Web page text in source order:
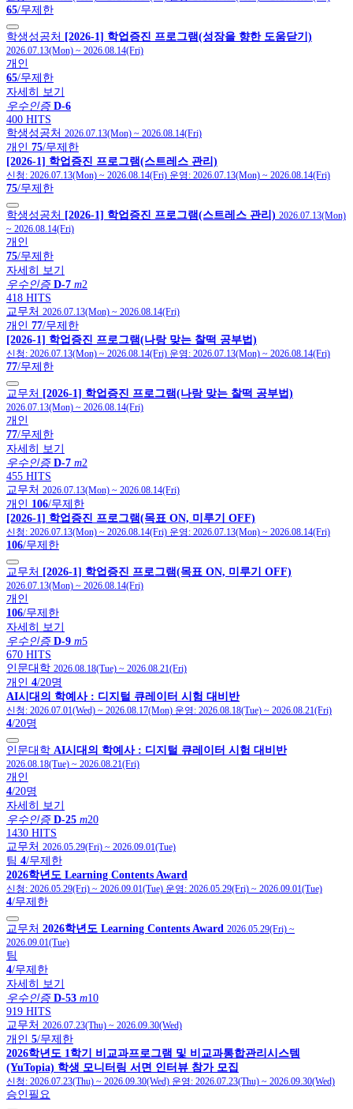
65/무제한
학생성공처 [2026-1] 학업증진 프로그램(성장을 향한 도움닫기)
2026.07.13(Mon) ~ 2026.08.14(Fri)
개인
65/무제한
자세히 보기
우수인증 D-6
400 HITS
학생성공처 2026.07.13(Mon) ~ 2026.08.14(Fri)
개인 75/무제한
[2026-1] 학업증진 프로그램(스트레스 관리)
신청: 2026.07.13(Mon) ~ 2026.08.14(Fri) 운영: 2026.07.13(Mon) ~ 2026.08.14(Fri)
75/무제한
학생성공처 [2026-1] 학업증진 프로그램(스트레스 관리) 2026.07.13(Mon)
~ 2026.08.14(Fri)
개인
75/무제한
자세히 보기
우수인증 D-7 m2
418 HITS
교무처 2026.07.13(Mon) ~ 2026.08.14(Fri)
개인 77/무제한
[2026-1] 학업증진 프로그램(나랑 맞는 찰떡 공부법)
신청: 2026.07.13(Mon) ~ 2026.08.14(Fri) 운영: 2026.07.13(Mon) ~ 2026.08.14(Fri)
77/무제한
교무처 [2026-1] 학업증진 프로그램(나랑 맞는 찰떡 공부법)
2026.07.13(Mon) ~ 2026.08.14(Fri)
개인
77/무제한
자세히 보기
우수인증 D-7 m2
455 HITS
교무처 2026.07.13(Mon) ~ 2026.08.14(Fri)
개인 106/무제한
[2026-1] 학업증진 프로그램(목표 ON, 미루기 OFF)
신청: 2026.07.13(Mon) ~ 2026.08.14(Fri) 운영: 2026.07.13(Mon) ~ 2026.08.14(Fri)
106/무제한
교무처 [2026-1] 학업증진 프로그램(목표 ON, 미루기 OFF)
2026.07.13(Mon) ~ 2026.08.14(Fri)
개인
106/무제한
자세히 보기
우수인증 D-9 m5
670 HITS
인문대학 2026.08.18(Tue) ~ 2026.08.21(Fri)
개인 4/20명
AI시대의 학예사 : 디지털 큐레이터 시험 대비반
신청: 2026.07.01(Wed) ~ 2026.08.17(Mon) 운영: 2026.08.18(Tue) ~ 2026.08.21(Fri)
4/20명
인문대학 AI시대의 학예사 : 디지털 큐레이터 시험 대비반
2026.08.18(Tue) ~ 2026.08.21(Fri)
개인
4/20명
자세히 보기
우수인증 D-25 m20
1430 HITS
교무처 2026.05.29(Fri) ~ 2026.09.01(Tue)
팀 4/무제한
2026학년도 Learning Contents Award
신청: 2026.05.29(Fri) ~ 2026.09.01(Tue) 운영: 2026.05.29(Fri) ~ 2026.09.01(Tue)
4/무제한
교무처 2026학년도 Learning Contents Award 2026.05.29(Fri) ~
2026.09.01(Tue)
팀
4/무제한
자세히 보기
우수인증 D-53 m10
919 HITS
교무처 2026.07.23(Thu) ~ 2026.09.30(Wed)
개인 5/무제한
2026학년도 1학기 비교과프로그램 및 비교과통합관리시스템
(YuTopia) 학생 모니터링 서면 인터뷰 참가 모집
신청: 2026.07.23(Thu) ~ 2026.09.30(Wed) 운영: 2026.07.23(Thu) ~ 2026.09.30(Wed)
승인필요